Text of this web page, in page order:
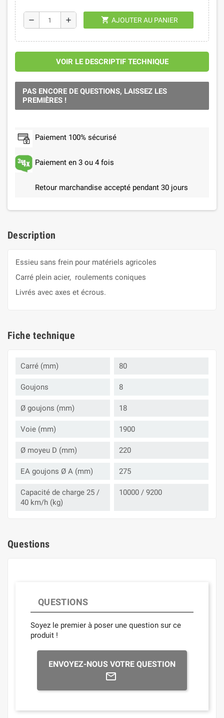
remove add shopping_cart AJOUTER AU PANIER
VOIR LE DESCRIPTIF TECHNIQUE
PAS ENCORE DE QUESTIONS, LAISSEZ LES
PREMIÈRES !
Paiement 100% sécurisé
Paiement en 3 ou 4 fois
Retour marchandise accepté pendant 30 jours
Description
Essieu sans frein pour matériels agricoles
Carré plein acier, roulements coniques
Livrés avec axes et écrous.
Fiche technique
Carré (mm) 80
Goujons 8
Ø goujons (mm) 18
Voie (mm) 1900
Ø moyeu D (mm) 220
EA goujons Ø A (mm) 275
Capacité de charge 25 /
40 km/h (kg)
10000 / 9200
Questions
QUESTIONS
Soyez le premier à poser une question sur ce
produit !
ENVOYEZ-NOUS VOTRE QUESTION